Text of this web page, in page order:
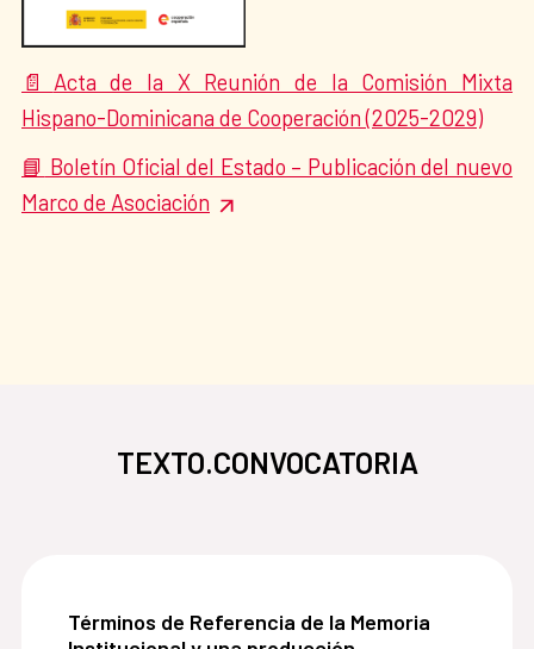
📄 Acta de la X Reunión de la Comisión Mixta
Hispano-Dominicana de Cooperación (2025-2029)
📘 Boletín Oficial del Estado – Publicación del nuevo
Marco de Asociación
TEXTO.CONVOCATORIA
Términos de Referencia de la Memoria
Términos de Referencia de la Memoria